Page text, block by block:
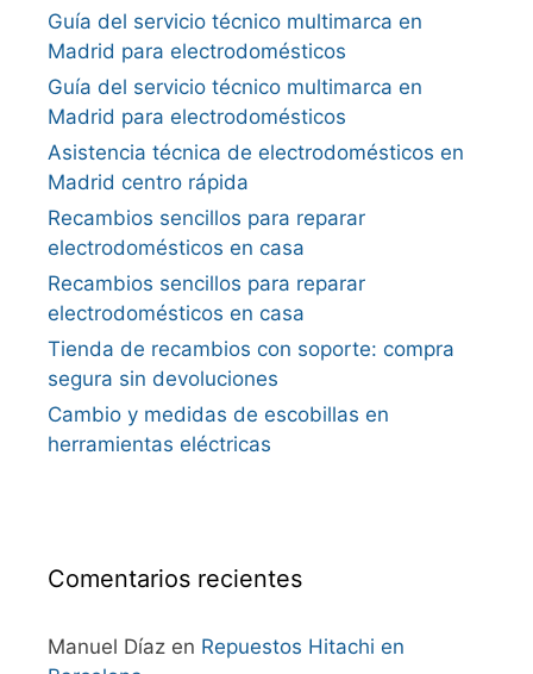
Guía del servicio técnico multimarca en
Madrid para electrodomésticos
Guía del servicio técnico multimarca en
Madrid para electrodomésticos
Asistencia técnica de electrodomésticos en
Madrid centro rápida
Recambios sencillos para reparar
electrodomésticos en casa
Recambios sencillos para reparar
electrodomésticos en casa
Tienda de recambios con soporte: compra
segura sin devoluciones
Cambio y medidas de escobillas en
herramientas eléctricas
Comentarios recientes
Manuel Díaz en Repuestos Hitachi en